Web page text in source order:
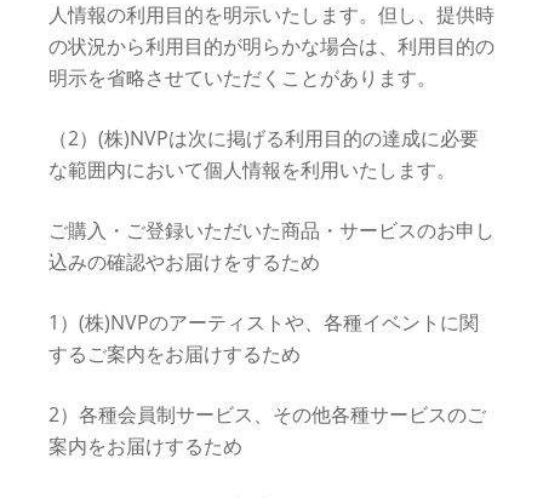
人情報の利用目的を明示いたします。但し、提供時
の状況から利用目的が明らかな場合は、利用目的の
明示を省略させていただくことがあります。
（2）(株)NVPは次に掲げる利用目的の達成に必要
な範囲内において個人情報を利用いたします。
ご購入・ご登録いただいた商品・サービスのお申し
込みの確認やお届けをするため
1）(株)NVPのアーティストや、各種イベントに関
するご案内をお届けするため
2）各種会員制サービス、その他各種サービスのご
案内をお届けするため